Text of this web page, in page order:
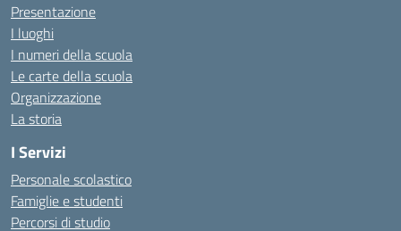
Presentazione
I luoghi
I numeri della scuola
Le carte della scuola
Organizzazione
La storia
I Servizi
Personale scolastico
Famiglie e studenti
Percorsi di studio